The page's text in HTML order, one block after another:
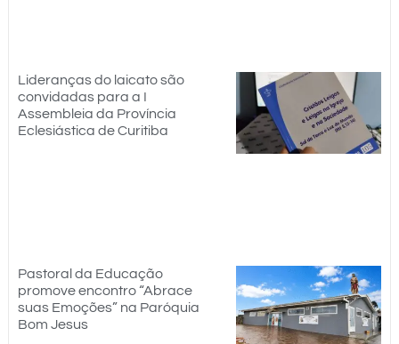
Lideranças do laicato são
convidadas para a I
Assembleia da Província
Eclesiástica de Curitiba
Pastoral da Educação
promove encontro “Abrace
suas Emoções” na Paróquia
Bom Jesus